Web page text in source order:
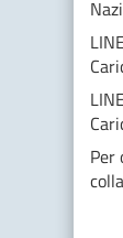
Per